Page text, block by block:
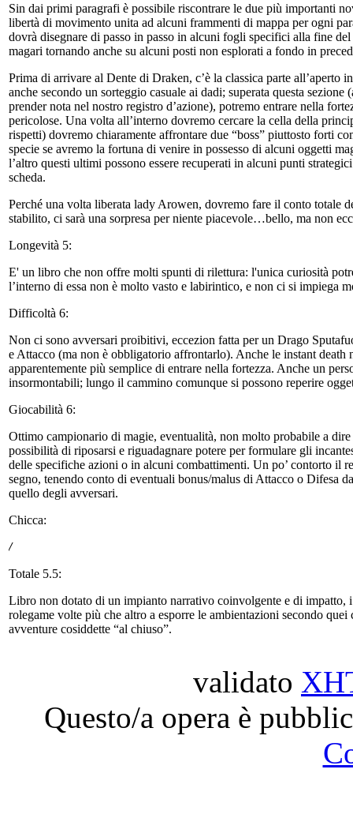
Sin dai primi paragrafi è possibile riscontrare le due più importanti
libertà di movimento unita ad alcuni frammenti di mappa per ogni
dovrà disegnare di passo in passo in alcuni fogli specifici alla fine
magari tornando anche su alcuni posti non esplorati a fondo in
Prima di arrivare al Dente di Draken, c’è la classica parte
anche secondo un sorteggio casuale ai dadi; superata questa
prender nota nel nostro registro d’azione), potremo entrare nella
pericolose. Una volta all’interno dovremo cercare la cella della
rispetti) dovremo chiaramente affrontare due “boss” piuttosto forti
specie se avremo la fortuna di venire in possesso di alcuni oggetti
l’altro questi ultimi possono essere recuperati in alcuni punti
scheda.
Perché una volta liberata lady Arowen, dovremo fare il conto totale
stabilito, ci sarà una sorpresa per niente piacevole…bello, ma non
Longevità 5:
E' un libro che non offre molti spunti di rilettura: l'unica curiosità
l’interno di essa non è molto vasto e labirintico, e non ci si impiega
Difficoltà 6:
Non ci sono avversari proibitivi, eccezion fatta per un Drago
e Attacco (ma non è obbligatorio affrontarlo). Anche le instant
apparentemente più semplice di entrare nella fortezza. Anche un
insormontabili; lungo il cammino comunque si possono reperire
Giocabilità 6:
Ottimo campionario di magie, eventualità, non molto probabile a
possibilità di riposarsi e riguadagnare potere per formulare gli
delle specifiche azioni o in alcuni combattimenti. Un po’ contorto il
segno, tenendo conto di eventuali bonus/malus di Attacco o Difesa
quello degli avversari.
Chicca:
/
Totale 5.5:
Libro non dotato di un impianto narrativo coinvolgente e di impatto,
rolegame volte più che altro a esporre le ambientazioni secondo
avventure cosiddette “al chiuso”.
validato
Questo/a opera è